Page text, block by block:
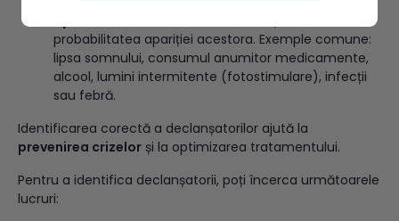
probabilitatea apariției acestora. Exemple comune:
lipsa somnului, consumul anumitor medicamente,
alcool, lumini intermitente (fotostimulare), infecții
sau febră.
Identificarea corectă a declanșatorilor ajută la
prevenirea crizelor și la optimizarea tratamentului.
Pentru a identifica declanșatorii, poți încerca următoarele
lucruri: